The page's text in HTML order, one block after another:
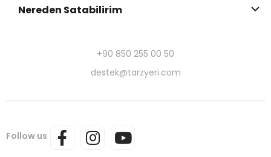
Nereden Satabilirim
+90 850 255 00 50
destek@tarzyeri.com
Follow us